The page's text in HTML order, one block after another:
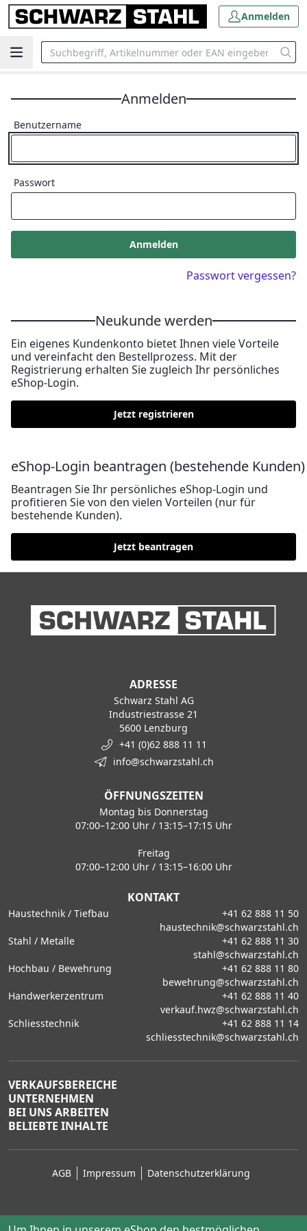
Anmelden
Anmelden
Benutzername
Passwort
Anmelden
Passwort vergessen?
Neukunde werden
Ein eigenes Kundenkonto bietet Ihnen viele Vorteile
und vereinfacht den Bestellprozess. Mit der
Registrierung erhalten Sie zugleich Ihr persönliches
eShop-Login.
Jetzt registrieren
eShop-Login beantragen (bestehende Kunden)
Beantragen Sie Ihr persönliches eShop-Login und
profitieren Sie von den vielen Vorteilen (nur für
bestehende Kunden).
Jetzt beantragen
ADRESSE
Schwarz Stahl AG
Industriestrasse 21
5600 Lenzburg
+41 (0)62 888 11 11
info@schwarzstahl.ch
ÖFFNUNGSZEITEN
Montag bis Donnerstag
07:00–12:00 Uhr / 13:15–17:15 Uhr
Freitag
07:00–12:00 Uhr / 13:15–16:00 Uhr
KONTAKT
Haustechnik / Tiefbau
+41 62 888 11 50
haustechnik@schwarzstahl.ch
Stahl / Metalle
+41 62 888 11 30
stahl@schwarzstahl.ch
Hochbau / Bewehrung
+41 62 888 11 80
bewehrung@schwarzstahl.ch
Handwerkerzentrum
+41 62 888 11 40
verkauf.hwz@schwarzstahl.ch
Schliesstechnik
+41 62 888 11 14
schliesstechnik@schwarzstahl.ch
VERKAUFSBEREICHE
UNTERNEHMEN
BEI UNS ARBEITEN
BELIEBTE INHALTE
AGB Impressum Datenschutzerklärung